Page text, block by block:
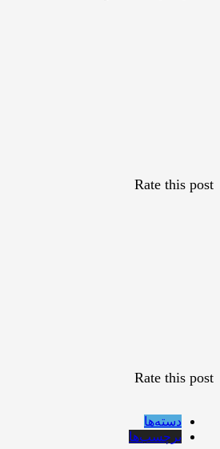
Rate this post
Rate this post
دسته‌ها
برچسب‌ها